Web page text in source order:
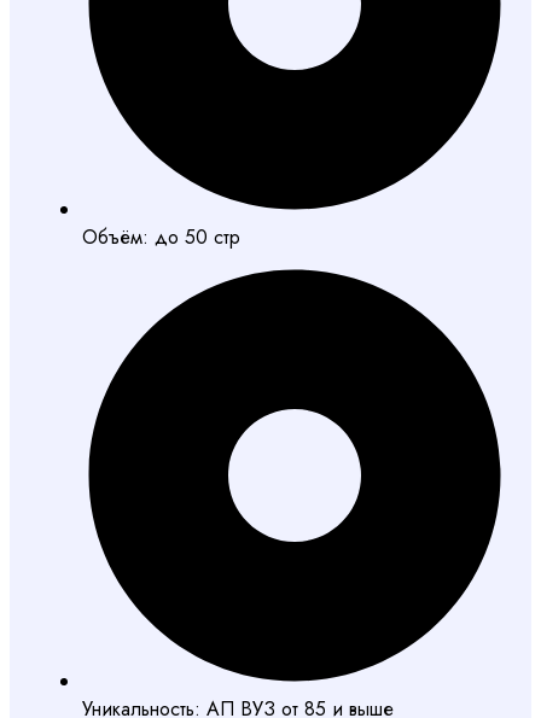
Объём: до 50 стр
Уникальность: АП ВУЗ от 85 и выше